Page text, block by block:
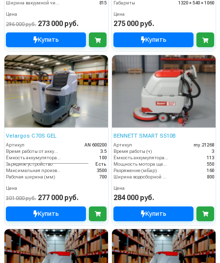
Ширина вакуумной чистки (мм)
815
Цена
296 000 руб. 273 000 руб.
Купить
Габариты
1320 × 540 × 1060
Цена
275 000 руб.
Купить
Velargos C70S GEL
Артикул
AN 600200
Время работы от аккумуляторов (ч)
3.5
100
Зарядное устройство
Есть
3500
Рабочая ширина (мм)
700
Цена
301 000 руб. 277 000 руб.
Купить
BENNETT SMART S510B
Артикул
my.21268
Время работы (ч)
3
113
550
Разряжение (мБар)
160
800
Цена
284 000 руб.
Купить